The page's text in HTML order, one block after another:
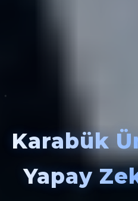
Karabük
Yapay